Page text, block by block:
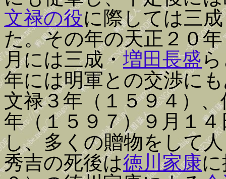
文禄の役に際しては三
た。その年の天正２０
月には三成・増田長盛
年には明軍との交渉に
文禄３年（１５９４）
年（１５９７）９月１
し、多くの贈物をして
秀吉の死後は徳川家康